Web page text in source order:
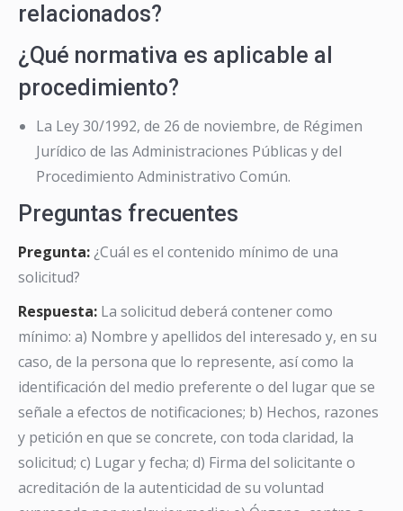
relacionados?
¿Qué normativa es aplicable al
procedimiento?
La Ley 30/1992, de 26 de noviembre, de Régimen
Jurídico de las Administraciones Públicas y del
Procedimiento Administrativo Común.
Preguntas frecuentes
Pregunta: ¿Cuál es el contenido mínimo de una
solicitud?
Respuesta: La solicitud deberá contener como
mínimo: a) Nombre y apellidos del interesado y, en su
caso, de la persona que lo represente, así como la
identificación del medio preferente o del lugar que se
señale a efectos de notificaciones; b) Hechos, razones
y petición en que se concrete, con toda claridad, la
solicitud; c) Lugar y fecha; d) Firma del solicitante o
acreditación de la autenticidad de su voluntad